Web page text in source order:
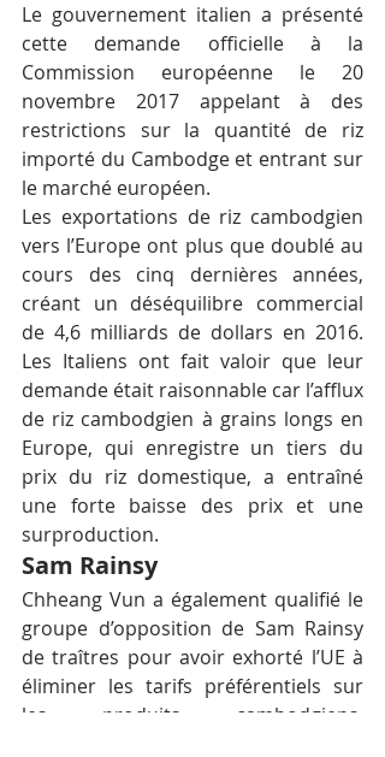
Le gouvernement italien a présenté
cette demande officielle à la
Commission européenne le 20
novembre 2017 appelant à des
restrictions sur la quantité de riz
importé du Cambodge et entrant sur
le marché européen.
Les exportations de riz cambodgien
vers l’Europe ont plus que doublé au
cours des cinq dernières années,
créant un déséquilibre commercial
de 4,6 milliards de dollars en 2016.
Les Italiens ont fait valoir que leur
demande était raisonnable car l’afflux
de riz cambodgien à grains longs en
Europe, qui enregistre un tiers du
prix du riz domestique, a entraîné
une forte baisse des prix et une
surproduction.
Sam Rainsy
Chheang Vun a également qualifié le
groupe d’opposition de Sam Rainsy
de traîtres pour avoir exhorté l’UE à
éliminer les tarifs préférentiels sur
les produits cambodgiens.